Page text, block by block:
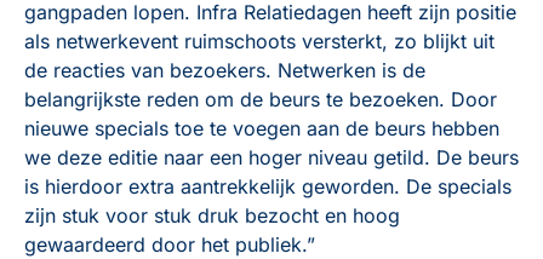
gangpaden lopen. Infra Relatiedagen heeft zijn positie
als netwerkevent ruimschoots versterkt, zo blijkt uit
de reacties van bezoekers. Netwerken is de
belangrijkste reden om de beurs te bezoeken. Door
nieuwe specials toe te voegen aan de beurs hebben
we deze editie naar een hoger niveau getild. De beurs
is hierdoor extra aantrekkelijk geworden. De specials
zijn stuk voor stuk druk bezocht en hoog
gewaardeerd door het publiek.”